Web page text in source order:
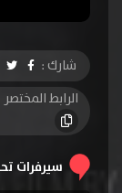
شارك :
الرابط المختصر
سيرفرات